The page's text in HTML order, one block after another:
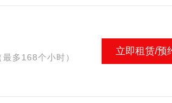
多168个小时）
立即租赁/预